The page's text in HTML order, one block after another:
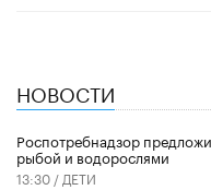
НОВОСТИ
Роспотребнадзор
рыбой и водорослями
13:30 / ДЕТИ